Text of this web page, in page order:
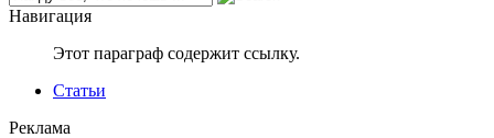
Навигация
Этот параграф содержит ссылку.
Статьи
Реклама